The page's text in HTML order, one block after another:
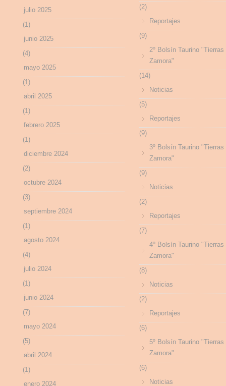
julio 2025
(1)
junio 2025
(4)
mayo 2025
(1)
abril 2025
(1)
febrero 2025
(1)
diciembre 2024
(2)
octubre 2024
(3)
septiembre 2024
(1)
agosto 2024
(4)
julio 2024
(1)
junio 2024
(7)
mayo 2024
(5)
abril 2024
(1)
enero 2024
(2)
Reportajes
(9)
2º Bolsín Taurino "Tierras
Zamora"
(14)
Noticias
(5)
Reportajes
(9)
3º Bolsín Taurino "Tierras
Zamora"
(9)
Noticias
(2)
Reportajes
(7)
4º Bolsín Taurino "Tierras
Zamora"
(8)
Noticias
(2)
Reportajes
(6)
5º Bolsín Taurino "Tierras
Zamora"
(6)
Noticias